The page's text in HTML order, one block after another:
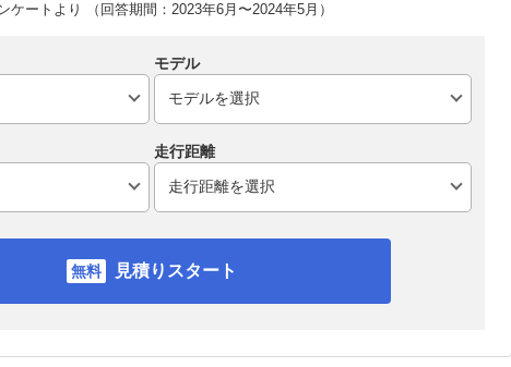
ートより （回答期間：2023年6月〜2024年5月）
モデル
走行距離
見積りスタート